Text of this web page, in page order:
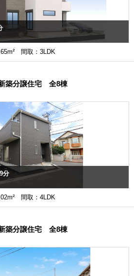
間取：3LDK
築分譲住宅 全8棟
分
間取：4LDK
築分譲住宅 全8棟